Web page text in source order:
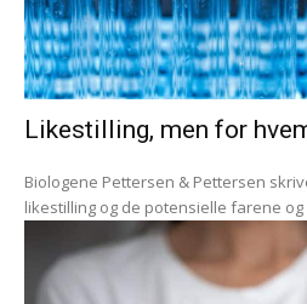
Likestilling, men for
Biologene Pettersen & Pettersen
likestilling og de potensielle farene